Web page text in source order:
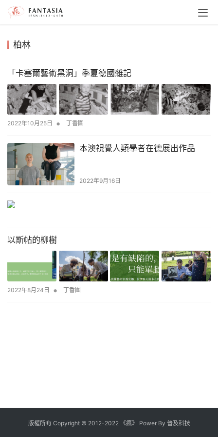
柏林
「卡塞爾藝術黑洞」季夏德國雜記
2022年10月25日 • 丁香圍
本澳視覺人類學者在德展出作品
2022年9月16日
以斯帖的柳樹
2022年8月24日 • 丁香圍
版權所有 Copyright © 2012-2022《瘋》 Power By 普及科技